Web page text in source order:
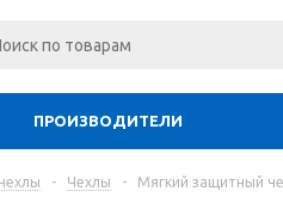
ПРОИЗВОДИТЕЛИ
- Чехлы -
Мягкий защитный